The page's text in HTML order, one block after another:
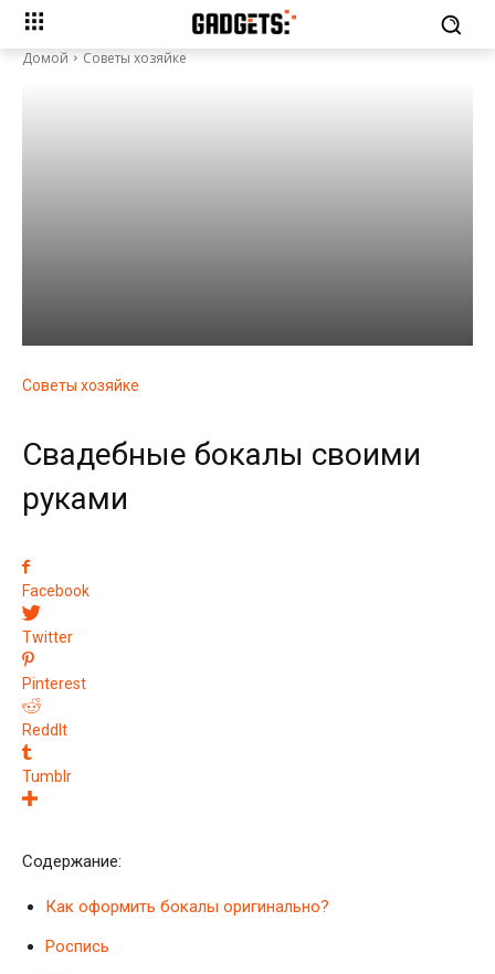
Домой Советы хозяйке
Советы хозяйке
Свадебные бокалы своими
руками
Facebook
Twitter
Pinterest
ReddIt
Tumblr
Содержание:
Как оформить бокалы оригинально?
Роспись